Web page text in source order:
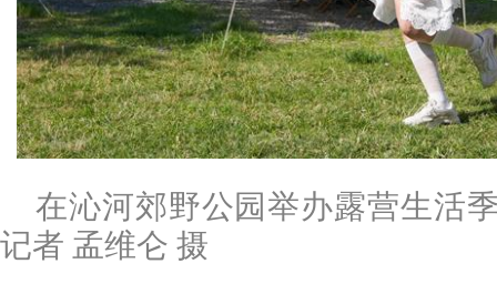
在沁河郊野公园举办露营生活
记者 孟维仑 摄